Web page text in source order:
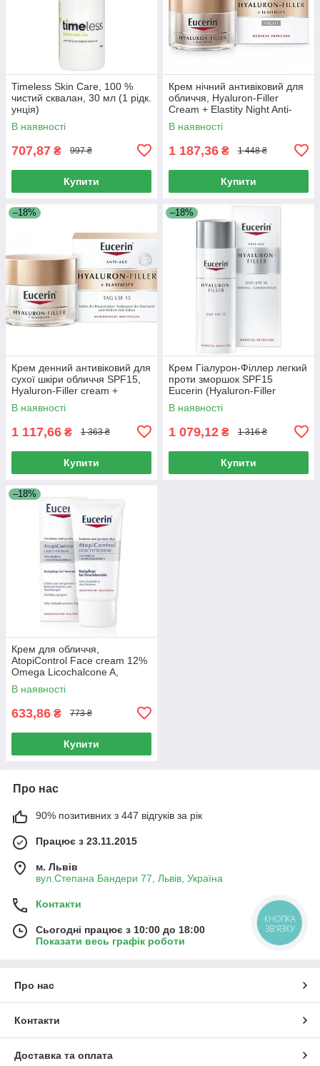
Timeless Skin Care, 100 %
чистий сквалан, 30 мл (1 рідк.
унція)
В наявності
707,87 ₴ 997 ₴
Купити
Крем нічний антивіковий для
обличчя, Hyaluron-Filler
Cream + Elastity Night Anti-
Aging for Face, Eucerin, 50 мл
В наявності
1 187,36 ₴ 1 448 ₴
Купити
–18%
Крем денний антивіковий для
сухої шкіри обличчя SPF15,
Hyaluron-Filler cream +
Elastisity day anti-aging cream
for dry skin,
В наявності
1 117,66 ₴ 1 363 ₴
Купити
–18%
Крем Гіалурон-Філлер легкий
проти зморшок SPF15
Eucerin (Hyaluron-Filler
Сream Light Anti-Wrinkle) 50
мл
В наявності
1 079,12 ₴ 1 316 ₴
Купити
–18%
Крем для обличчя,
AtopiControl Face cream 12%
Omega Licochalcone A,
Сeramides, Eucerin, 50 мл
В наявності
633,86 ₴ 773 ₴
Купити
Про нас
90% позитивних з 447 відгуків за рік
Працює з 23.11.2015
м. Львів
вул.Степана Бандери 77, Львів, Україна
Контакти
Сьогодні працює з 10:00 до 18:00
Показати весь графік роботи
Про нас
Контакти
Доставка та оплата
КНОПКА
ЗВ'ЯЗКУ